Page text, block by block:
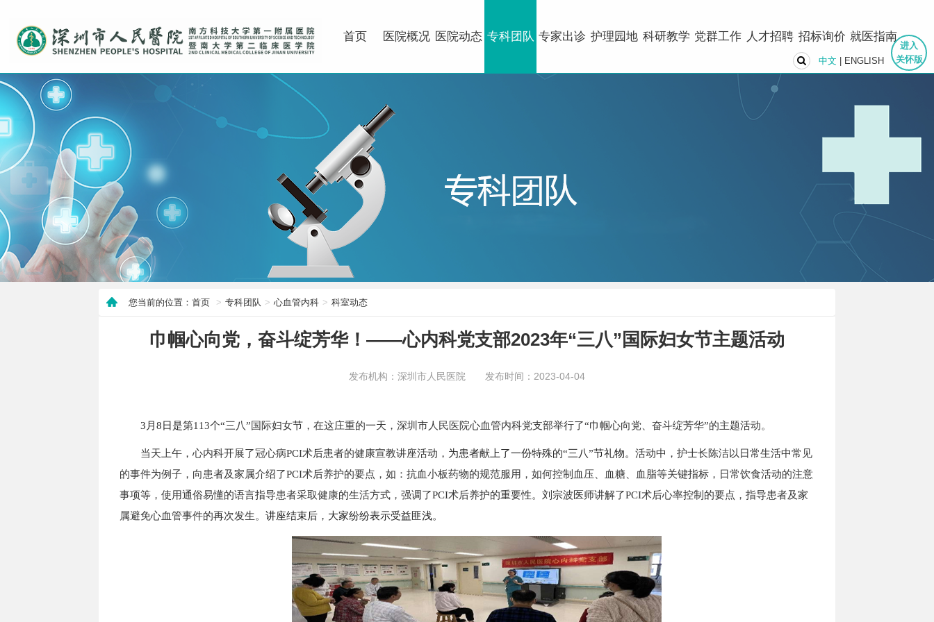
首页 医院概况 医院动态 专科团队 专家出诊 护理园地 科研教学 党群工作 人才招聘 招标询价 就医指南
进入
关怀版
中文 ENGLISH
您当前的位置：首页 专科团队 心血管内科 科室动态
巾帼心向党，奋斗绽芳华！——心内科党支部2023年“三八”国际妇女节主题活动
发布机构：深圳市人民医院 发布时间：2023-04-04
3 月8日是第113个“三八”国际妇女节，在这庄重的一天，深圳市人民医院心血管内科党支部举行了“巾帼心向党、奋斗绽芳华”的主题活动。
当天上午，心内科开展了冠心病PCI术后患者的健康宣教讲座活动， 为患者献上了一份特殊的“三八”节礼物。 活动中，护士长陈洁以日常生活中常见
的事件为例子，向患者及家属介绍了PCI术后养护的要点，如：抗血小板药物的规范服用，如何控制血压、血糖、血脂等关键指标，日常饮食活动的注意
事项等，使用通俗易懂的语言指导患者采取健康的生活方式，强调了PCI术后养护的重要性。刘宗波医师讲解了PCI术后心率控制的要点，指导患者及家
属避免心血管事件的再次发生。 讲座结束后，大家纷纷表示受益匪浅。